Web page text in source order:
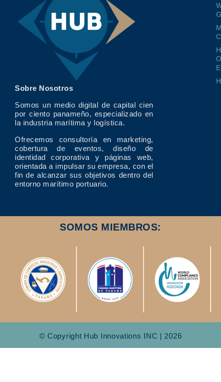
Sobre Nosotros
Somos un medio digital de capital cien
por ciento panameño, especializado en
la industria marítima y logística.
Ofrecemos consultoría en marketing,
cobertura de eventos, diseño de
identidad corporativa y páginas web,
orientada a impulsar su empresa, con el
fin de alcanzar sus objetivos dentro del
entorno marítimo portuario.
SOMOS MIEMBROS:
© Copyright Hub Innovations INC | 2026